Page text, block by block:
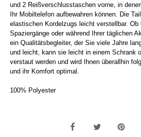
und 2 Reißverschlusstaschen vorne, in
Ihr Mobiltelefon aufbewahren können. Die
elastischen Kordelzugs leicht verstellbar. Ob
Spaziergänge oder während Ihrer täglichen
ein Qualitätsbegleiter, der Sie viele Jahre
und leicht, kann sie leicht in einem Schrank
verstaut werden und wird Ihnen überallhin
und ihr Komfort optimal.
100% Polyester